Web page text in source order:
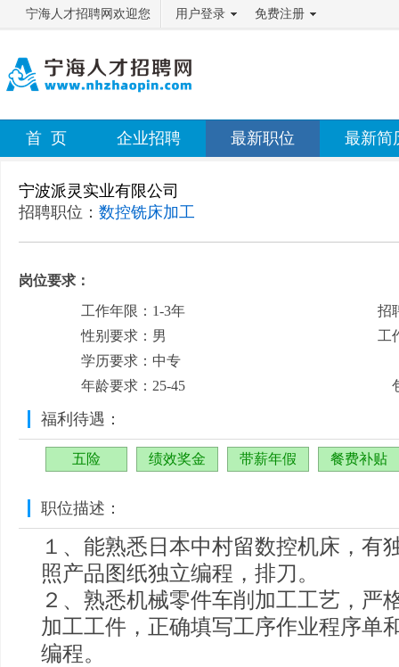
宁海人才招聘网欢迎您 用户登录 免费注册
首 页 企业招聘 最新职位 最新简
宁波派灵实业有限公司
招聘职位： 数控铣床加工
岗位要求：
工作年限：1-3年
性别要求：男
学历要求：中专
年龄要求：25-45
招
工
福利待遇：
五险 绩效奖金 带薪年假 餐费补贴
职位描述：
１、能熟悉日本中村留数控机床，有
照产品图纸独立编程，排刀。
２、熟悉机械零件车削加工工艺，严
加工工件，正确填写工序作业程序单
编程。